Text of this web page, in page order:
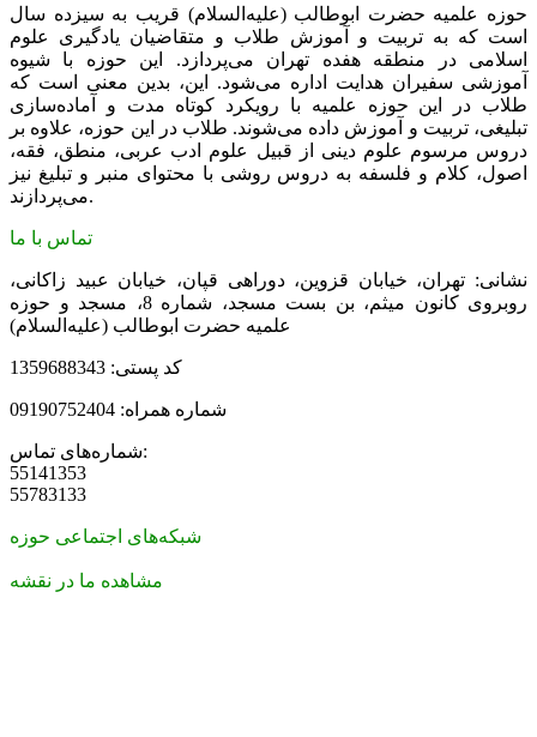
حوزه علمیه حضرت ابوطالب (علیه‌السلام) قریب به سیزده سال
است که به تربیت و آموزش طلاب و متقاضیان یادگیری علوم
اسلامی در منطقه هفده تهران می‌پردازد. این حوزه با شیوه
آموزشی سفیران هدایت اداره می‌شود. این، بدین معنی است که
طلاب در این حوزه علمیه با رویکرد کوتاه مدت و آماده‌سازی
تبلیغی، تربیت و آموزش داده می‌شوند. طلاب در این حوزه، علاوه بر
دروس مرسوم علوم دینی از قبیل علوم ادب عربی، منطق، فقه،
اصول، کلام و فلسفه به دروس روشی با محتوای منبر و تبلیغ نیز
می‌پردازند.
تماس با ما
نشانی: تهران، خیابان قزوین، دوراهی قپان، خیابان عبید زاکانی،
روبروی کانون میثم، بن بست مسجد، شماره 8، مسجد و حوزه
علمیه حضرت ابوطالب (علیه‌السلام)
کد پستی: 1359688343
شماره همراه: 09190752404
شماره‌های تماس:
55141353
55783133
شبکه‌های اجتماعی حوزه
مشاهده ما در نقشه